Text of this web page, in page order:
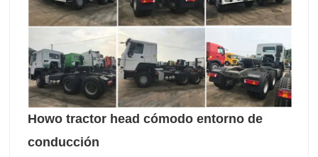
Howo tractor head cómodo entorno de
conducción